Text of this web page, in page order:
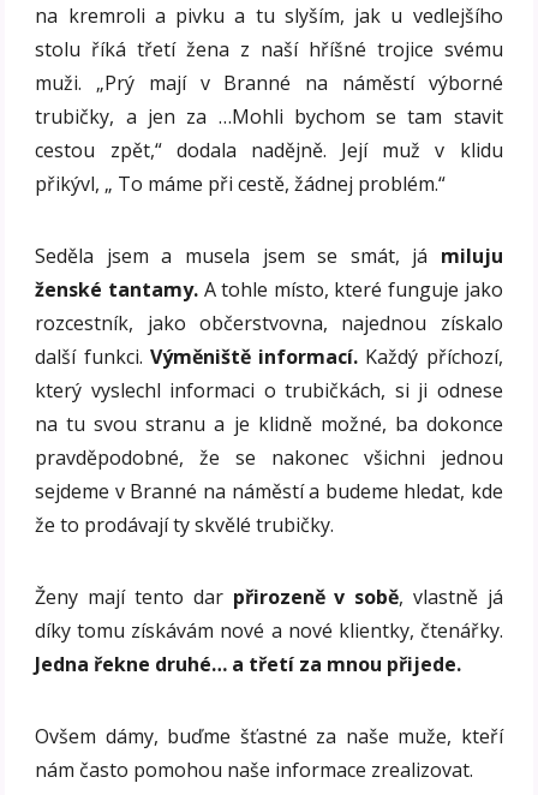
na kremroli a pivku a tu slyším, jak u vedlejšího
stolu říká třetí žena z naší hříšné trojice svému
muži. „Prý mají v Branné na náměstí výborné
trubičky, a jen za …Mohli bychom se tam stavit
cestou zpět,“ dodala nadějně. Její muž v klidu
přikývl, „ To máme při cestě, žádnej problém.“
Seděla jsem a musela jsem se smát, já miluju
ženské tantamy. A tohle místo, které funguje jako
rozcestník, jako občerstvovna, najednou získalo
další funkci. Výměniště informací. Každý příchozí,
který vyslechl informaci o trubičkách, si ji odnese
na tu svou stranu a je klidně možné, ba dokonce
pravděpodobné, že se nakonec všichni jednou
sejdeme v Branné na náměstí a budeme hledat, kde
že to prodávají ty skvělé trubičky.
Ženy mají tento dar přirozeně v sobě, vlastně já
díky tomu získávám nové a nové klientky, čtenářky.
Jedna řekne druhé… a třetí za mnou přijede.
Ovšem dámy, buďme šťastné za naše muže, kteří
nám často pomohou naše informace zrealizovat.